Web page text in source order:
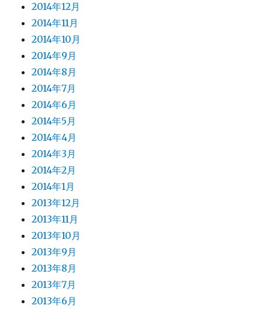
2014年12月
2014年11月
2014年10月
2014年9月
2014年8月
2014年7月
2014年6月
2014年5月
2014年4月
2014年3月
2014年2月
2014年1月
2013年12月
2013年11月
2013年10月
2013年9月
2013年8月
2013年7月
2013年6月